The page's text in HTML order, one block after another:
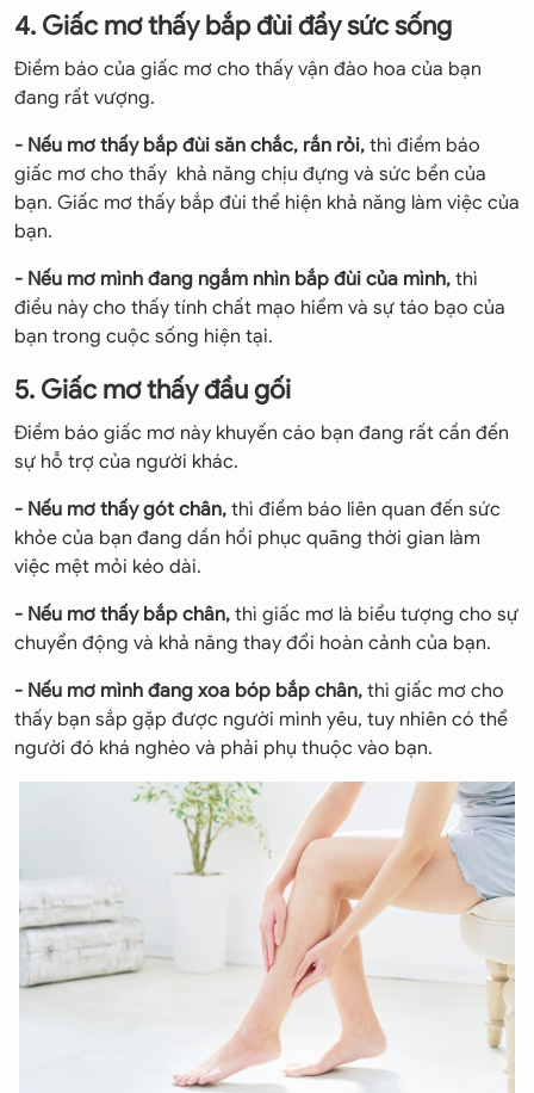
4. Giấc mơ thấy bắp đùi đầy sức sống
Điềm báo của giấc mơ cho thấy vận đào hoa của bạn
đang rất vượng.
- Nếu mơ thấy bắp đùi săn chắc, rắn rỏi, thì điềm báo
giấc mơ cho thấy khả năng chịu đựng và sức bền của
bạn. Giấc mơ thấy bắp đùi thể hiện khả năng làm việc của
bạn.
- Nếu mơ mình đang ngắm nhìn bắp đùi của mình, thì
điều này cho thấy tính chất mạo hiểm và sự táo bạo của
bạn trong cuộc sống hiện tại.
5. Giấc mơ thấy đầu gối
Điềm báo giấc mơ này khuyến cáo bạn đang rất cần đến
sự hỗ trợ của người khác.
- Nếu mơ thấy gót chân, thì điềm báo liên quan đến sức
khỏe của bạn đang dần hồi phục quãng thời gian làm
việc mệt mỏi kéo dài.
- Nếu mơ thấy bắp chân, thì giấc mơ là biểu tượng cho sự
chuyển động và khả năng thay đổi hoàn cảnh của bạn.
- Nếu mơ mình đang xoa bóp bắp chân, thì giấc mơ cho
thấy bạn sắp gặp được người mình yêu, tuy nhiên có thể
người đó khá nghèo và phải phụ thuộc vào bạn.